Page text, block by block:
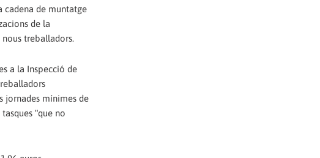
cadena de muntatge
de la
treballadors.
a la Inspecció de
jornades mínimes de
"que no